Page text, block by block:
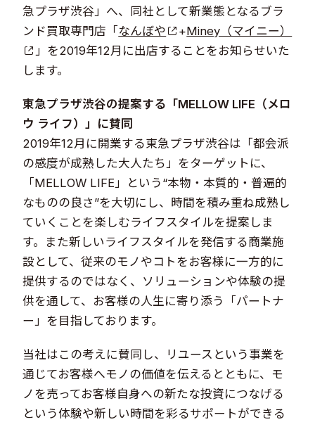
急プラザ渋谷」へ、同社として新業態となるブラ
ンド買取専門店「 なんぼや +Miney（マイニー）
」を2019年12月に出店することをお知らせいた
します。
東急プラザ渋谷の提案する「MELLOW LIFE（メロ
ウ ライフ）」に賛同
2019年12月に開業する東急プラザ渋谷は「都会派
の感度が成熟した大人たち」をターゲットに、
「MELLOW LIFE」という“本物・本質的・普遍的
なものの良さ”を大切にし、時間を積み重ね成熟し
ていくことを楽しむライフスタイルを提案しま
す。また新しいライフスタイルを発信する商業施
設として、従来のモノやコトをお客様に一方的に
提供するのではなく、ソリューションや体験の提
供を通して、お客様の人生に寄り添う「パートナ
ー」を目指しております。
当社はこの考えに賛同し、リユースという事業を
通じてお客様へモノの価値を伝えるとともに、モ
ノを売ってお客様自身への新たな投資につなげる
という体験や新しい時間を彩るサポートができる